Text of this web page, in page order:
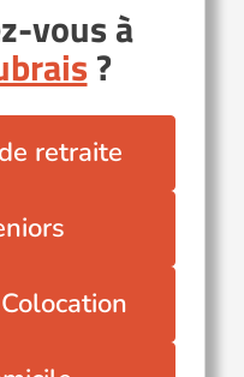
vous à
?
retraite